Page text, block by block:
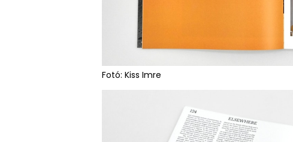
Fotó: Kiss Imre